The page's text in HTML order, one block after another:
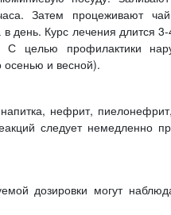
Затем процеживают
день. Курс лечения длится
целью профилактики
осенью и весной).
нефрит,
следует немедленно
дозировки могут